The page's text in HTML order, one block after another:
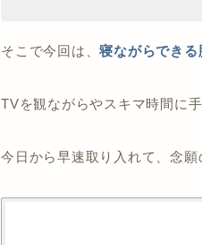
そこで今回は、寝ながらでき
TVを観ながらやスキマ時間に
今日から早速取り入れて、念